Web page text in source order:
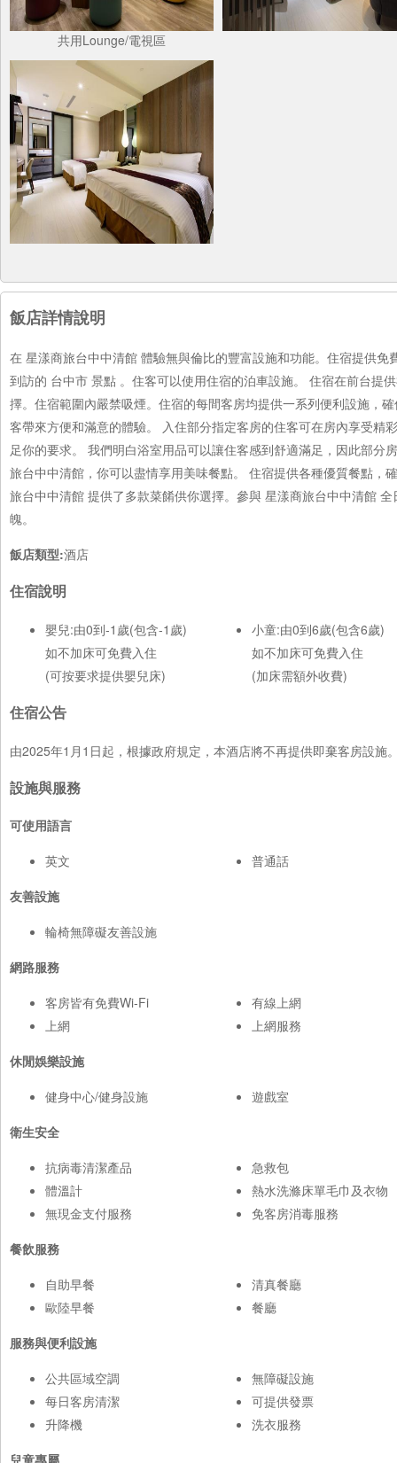
共用Lounge/電視區
飯店詳情說明
在 星漾商旅台中中清館 體驗無與倫比的豐富設施和功能。住宿提供
到訪的 台中市 景點 。住客可以使用住宿的泊車設施。 住宿在前台提
擇。住宿範圍內嚴禁吸煙。住宿的每間客房均提供一系列便利設施，
客帶來方便和滿意的體驗。 入住部分指定客房的住客可在房內享受
足你的要求。 我們明白浴室用品可以讓住客感到舒適滿足，因此部
旅台中中清館，你可以盡情享用美味餐點。 住宿提供各種優質餐點
旅台中中清館 提供了多款菜餚供你選擇。參與 星漾商旅台中中清館
魄。
飯店類型:酒店
住宿說明
嬰兒:由0到-1歲(包含-1歲)
如不加床可免費入住
(可按要求提供嬰兒床)
小童:由0到6歲(包含6歲)
如不加床可免費入住
(加床需額外收費)
住宿公告
由2025年1月1日起，根據政府規定，本酒店將不再提供即棄客房設
設施與服務
可使用語言
英文
普通話
友善設施
輪椅無障礙友善設施
網路服務
客房皆有免費Wi-Fi
上網
有線上網
上網服務
休閒娛樂設施
健身中心/健身設施
遊戲室
衛生安全
抗病毒清潔產品
體溫計
無現金支付服務
急救包
熱水洗滌床單毛巾及衣物
免客房消毒服務
餐飲服務
自助早餐
歐陸早餐
清真餐廳
餐廳
服務與便利設施
公共區域空調
每日客房清潔
升降機
無障礙設施
可提供發票
洗衣服務